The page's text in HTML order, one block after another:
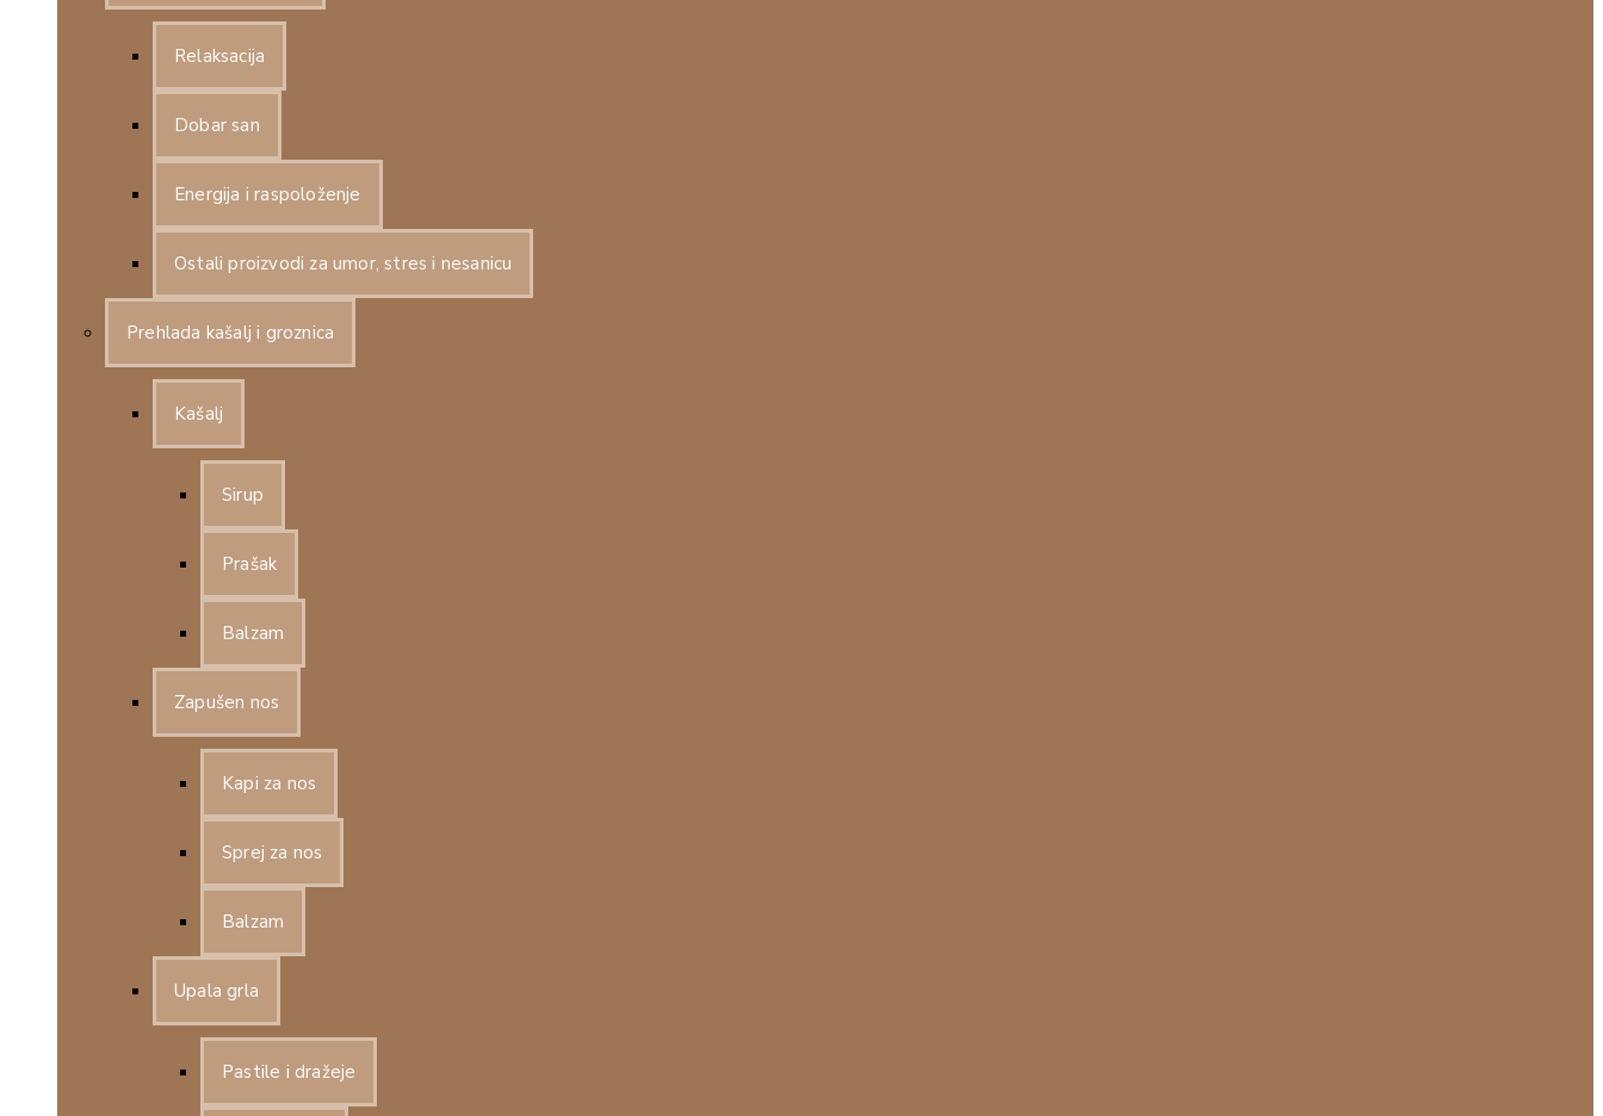
Relaksacija
Dobar san
Energija i raspoloženje
Ostali proizvodi za umor, stres i nesanicu
Prehlada kašalj i groznica
Kašalj
Sirup
Prašak
Balzam
Zapušen nos
Kapi za nos
Sprej za nos
Balzam
Upala grla
Pastile i dražeje